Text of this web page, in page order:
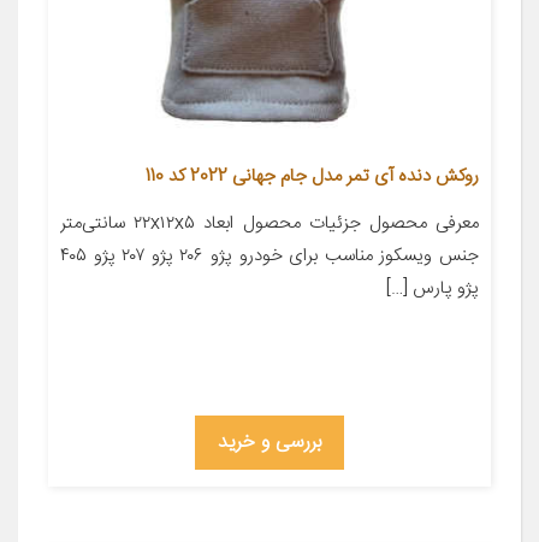
روکش دنده آی تمر مدل جام جهانی 2022 کد 110
معرفی محصول جزئیات محصول ابعاد ۲۲x۱۲x۵ سانتی‌متر
جنس ویسکوز مناسب برای خودرو پژو ۲۰۶ پژو ۲۰۷ پژو ۴۰۵
پژو پارس […]
بررسی و خرید